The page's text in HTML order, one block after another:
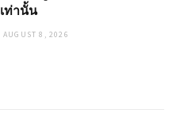
ท่านั้น
AUGUST 8, 2026